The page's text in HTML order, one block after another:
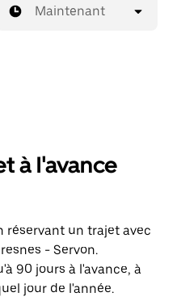
Maintenant
à l'avance
réservant un trajet avec
- Servon.
90 jours à l'avance, à
jour de l'année.